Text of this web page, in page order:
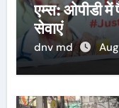
एम्स: ओपीडी में
सेवाएं
dnv md